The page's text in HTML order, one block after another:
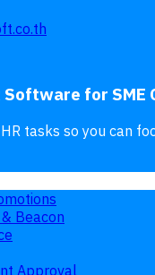
Human
Software for SME
tasks so you can
Beacon
Approval